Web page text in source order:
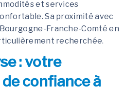
et services
Sa proximité avec
Franche-Comté en
recherchée.
: votre
confiance à